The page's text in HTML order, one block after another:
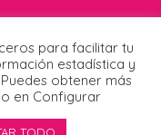
reservados ·
datos Cookies
para facilitar tu
estadística y
obtener más
en Configurar